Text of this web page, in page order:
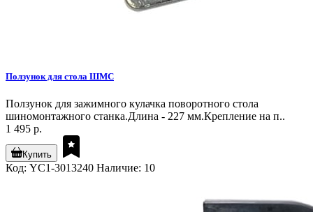
Ползунок для стола ШМС
Ползунок для зажимного кулачка поворотного стола
шиномонтажного станка.Длина - 227 мм.Крепление на п..
1 495 р.
Купить
Код: YC1-3013240 Наличие: 10